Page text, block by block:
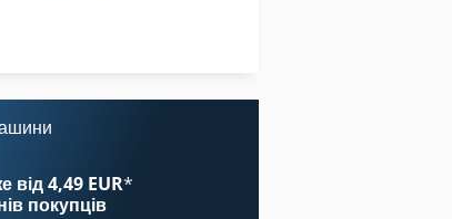
від 4,49 EUR*
покупців